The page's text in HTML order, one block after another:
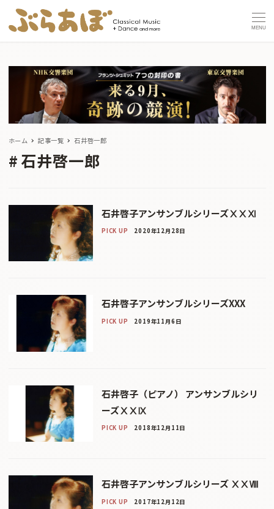
MENU
ホーム 記事一覧 石井啓一郎
石井啓一郎
石井啓子アンサンブルシリーズⅩⅩⅪ
PICK UP 2020年12月28日
石井啓子アンサンブルシリーズXXX
PICK UP 2019年11月6日
石井啓子（ピアノ） アンサンブルシリ
ーズⅩⅩⅨ
PICK UP 2018年12月11日
石井啓子アンサンブルシリーズ ⅩⅩⅧ
PICK UP 2017年12月12日